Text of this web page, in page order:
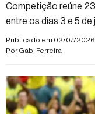
Competição reúne
entre os dias 3 e 5 de
Publicado em 02/07/2026
PorGabi Ferreira